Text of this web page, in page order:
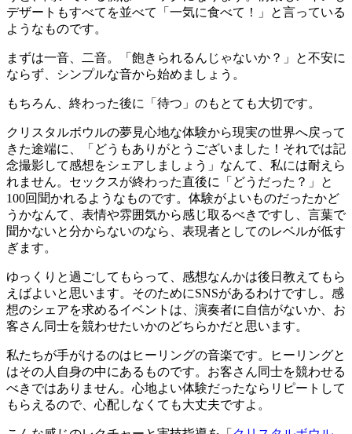
デザートもすべてを並べて「一気に食べて！」と言っている
ようなものです。
まずは一音、二音。「飽きられるんじゃないか？」と不安に
ならず、シンプルな音から始めましょう。
もちろん、終わった後に「待つ」のもとても大切です。
クリスタルボウルの夢見心地な体験から現実の世界へ戻って
きた途端に、「どうもありがとうございました！それでは記
念撮影して感想をシェアしましょう」なんて、私には耐えら
れません。セックスが終わった直後に「どうだった？」と
100回聞かれるようなものです。体験がよいものだったかど
うかなんて、表情や雰囲気から感じ取るべきですし、言葉で
聞かないと分からないのなら、表現者としてのレベルが低す
ぎます。
ゆっくりと過ごしてもらって、感想なんかは後日教えてもら
えばよいと思います。そのためにSNSがあるわけですし。感
想のシェアを求めるイベントは、演奏者に自信がないか、お
客さん同士を競わせたいかのどちらかだと思います。
私たちが手がけるのはヒーリングの音楽です。ヒーリングと
はその人自身の中にあるものです。お客さん同士を競わせる
べきではありません。心地よい体験だったならリピートして
もらえるので、心配しなくても大丈夫ですよ。